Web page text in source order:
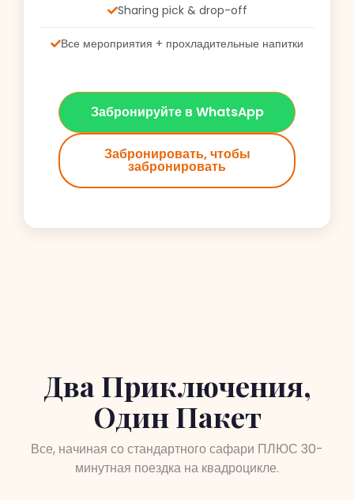
Sharing pick & drop-off
Все мероприятия + прохладительные напитки
Забронируйте в WhatsApp
Забронировать, чтобы
забронировать
Два Приключения,
Один Пакет
Все, начиная со стандартного сафари ПЛЮС 30-
минутная поездка на квадроцикле.